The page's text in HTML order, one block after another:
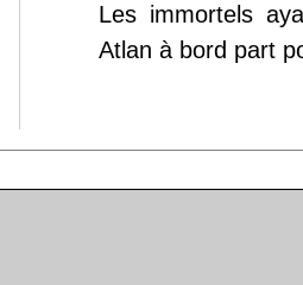
Les immortels
Atlan à bord part